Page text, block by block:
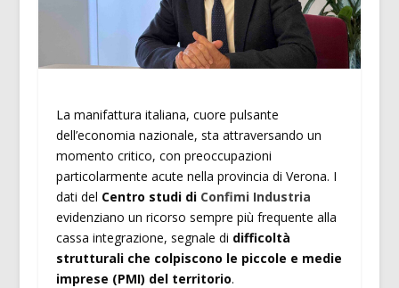
La manifattura italiana, cuore pulsante
dell’economia nazionale, sta attraversando un
momento critico, con preoccupazioni
particolarmente acute nella provincia di Verona. I
dati del Centro studi di Confimi Industria
evidenziano un ricorso sempre più frequente alla
cassa integrazione, segnale di difficoltà
strutturali che colpiscono le piccole e medie
imprese (PMI) del territorio.